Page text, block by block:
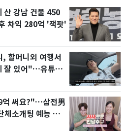
산 강남 건물 450
차익 280억 '잭팟'
할머니외 여행서
잘 있어"…유튜브
억 써요?"…삼전男
소개팅 예능 화